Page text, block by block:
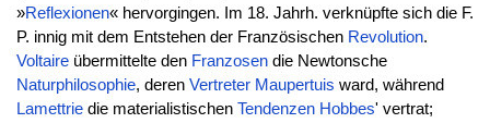
»Reflexionen« hervorgingen. Im 18. Jahrh. verknüpfte sich die F.
P. innig mit dem Entstehen der Französischen Revolution.
Voltaireübermittelte den Franzosendie Newtonsche
Naturphilosophie, deren Vertreter Maupertuis ward, während
Lamettriedie materialistischen Tendenzen Hobbes' vertrat;